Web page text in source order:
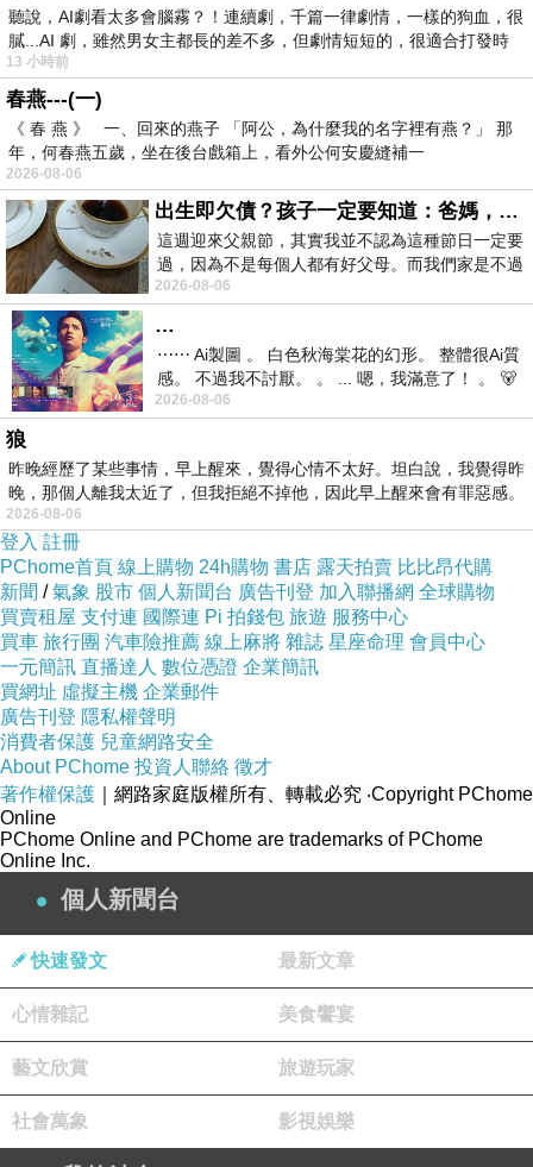
為什麼選擇我們？
合法與專業：我們的服務遵循合法規
範，確保文件真實有效，讓您無後顧之
憂。
快速高效：深知時間對於成功的重要
性，我們以最快的速度完成您的需求。
資料保密：我們非常重視客戶的隱私，
採取嚴密的保密措施，確保您的個人資
料不會外洩。
辦理方式
若您有需求，請通過電子郵件與我們聯
繫。我們的聯絡方式如下：
聯絡信箱：yutuxdaew@yahoo.com.tw
聽說，AI劇看太多會腦霧？！連續劇，千篇一律劇情，一樣的狗血，很
膩...AI 劇，雖然男女主都長的差不多，但劇情短短的，很適合打發時
13 小時前
春燕---(一)
《 春 燕 》 一、回來的燕子 「阿公，為什麼我的名字裡有燕？」 那
年，何春燕五歲，坐在後台戲箱上，看外公何安慶縫補一
2026-08-06
出生即欠債？孩子一定要知道：爸媽，其實我不欠你們
這週迎來父親節，其實我並不認為這種節日一定要
過，因為不是每個人都有好父母。而我們家是不過
節的，平時也沒什麼儀式感，生活趨近冷
2026-08-06
…
⋯⋯ Ai製圖 。 白色秋海棠花的幻形。 整體很Ai質
感。 不過我不討厭。 。 ... 嗯，我滿意了！ 。 🐻
昨中
2026-08-06
狼
昨晚經歷了某些事情，早上醒來，覺得心情不太好。坦白說，我覺得昨
晚，那個人離我太近了，但我拒絕不掉他，因此早上醒來會有罪惡感。
2026-08-06
登入 註冊
PChome首頁 線上購物 24h購物 書店 露天拍賣 比比昂代購
新聞 /氣象 股市 個人新聞台 廣告刊登 加入聯播網 全球購物
買賣租屋 支付連 國際連 Pi 拍錢包 旅遊 服務中心
買車 旅行團 汽車險推薦 線上麻將 雜誌 星座命理 會員中心
一元簡訊 直播達人 數位憑證 企業簡訊
買網址 虛擬主機 企業郵件
廣告刊登 隱私權聲明
消費者保護 兒童網路安全
About PChome 投資人聯絡 徵才
著作權保護 ｜網路家庭版權所有、轉載必究 ‧Copyright PChome
Online
PChome Online and PChome are trademarks of PChome
Online Inc.
個人新聞台
快速發文 最新文章
心情雜記 美食饗宴
藝文欣賞 旅遊玩家
社會萬象 影視娛樂